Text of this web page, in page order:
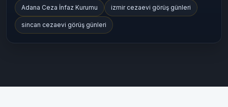
Adana Ceza İnfaz Kurumu izmir cezaevi görüş günleri
sincan cezaevi görüş günleri